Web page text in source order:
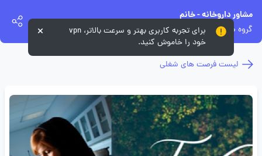
مشاور داروخانه - خانم
گروه طبیعت زنده
لیست فرصت های شغلی
برای تجربه کاربری بهتر و سرعت بالاتر، vpn
خود را خاموش کنید.